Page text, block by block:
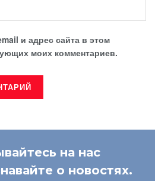
и адрес сайта в этом
моих комментариев.
на нас
о новостях.